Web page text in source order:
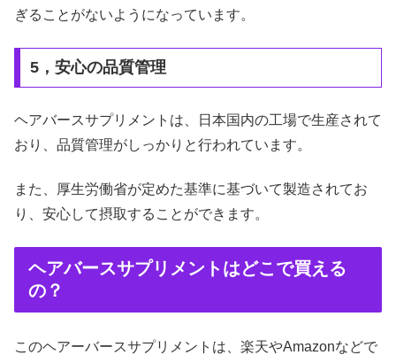
ぎることがないようになっています。
5，安心の品質管理
ヘアバースサプリメントは、日本国内の工場で生産されて
おり、品質管理がしっかりと行われています。
また、厚生労働省が定めた基準に基づいて製造されてお
り、安心して摂取することができます。
ヘアバースサプリメントはどこで買える
の？
このヘアーバースサプリメントは、楽天やAmazonなどで